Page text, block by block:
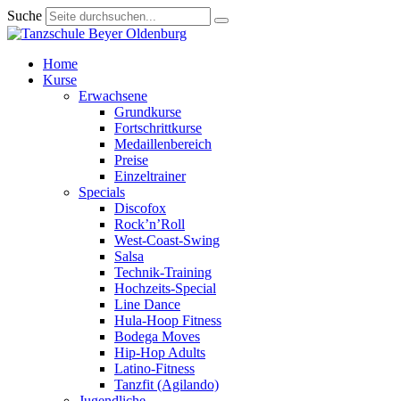
Suche
Home
Kurse
Erwachsene
Grundkurse
Fortschrittkurse
Medaillenbereich
Preise
Einzeltrainer
Specials
Discofox
Rock’n’Roll
West-Coast-Swing
Salsa
Technik-Training
Hochzeits-Special
Line Dance
Hula-Hoop Fitness
Bodega Moves
Hip-Hop Adults
Latino-Fitness
Tanzfit (Agilando)